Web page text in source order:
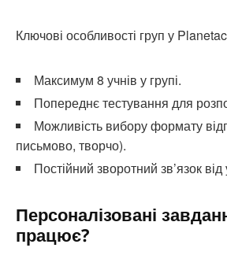
Ключові особливості груп у
Максимум 8 учнів у групі.
Попереднє тестування для
Можливість вибору формату
письмово, творчо).
Постійний зворотний зв’язок від
Персоналізовані
працює?